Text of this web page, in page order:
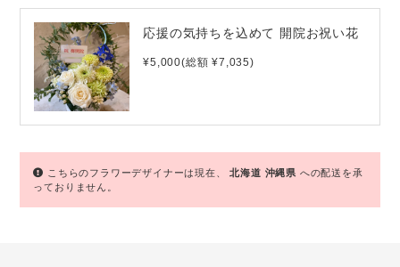
応援の気持ちを込めて 開院お祝い花
¥5,000(総額 ¥7,035)
こちらのフラワーデザイナーは現在、北海道 沖縄県 への配送を承
っておりません。